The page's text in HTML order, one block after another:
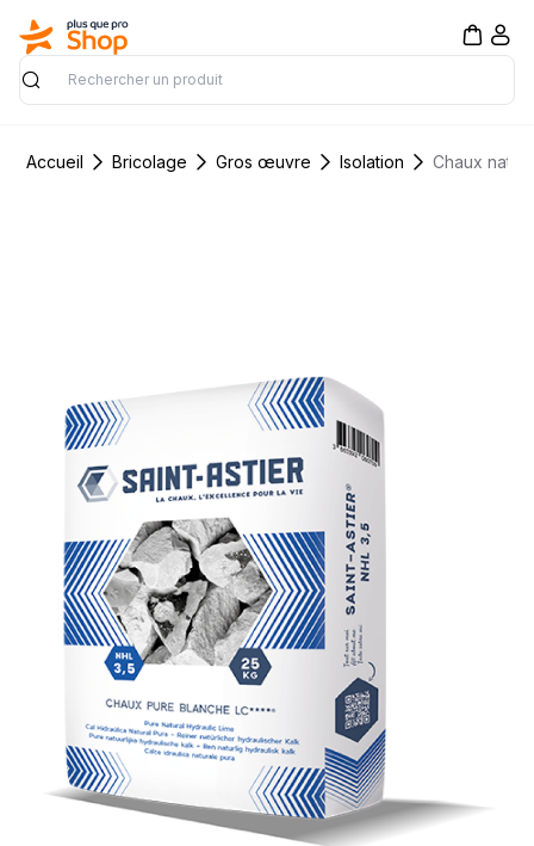
Rechercher
Accueil Bricolage Gros œuvre Isolation Chaux